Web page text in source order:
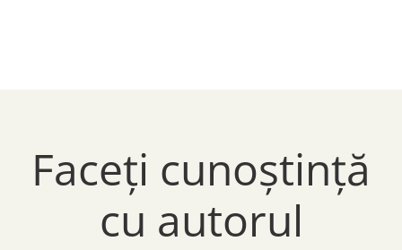
Faceți cunoștință
cu autorul